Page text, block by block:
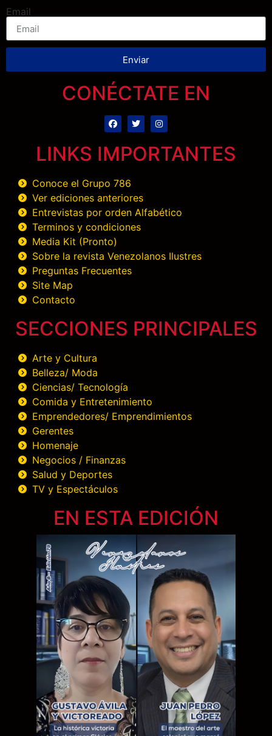
Email
Enviar
CONÉCTATE EN
LINKS IMPORTANTES
Conoce el Grupo 786
Ver ediciones anteriores
Entrevistas por orden Alfabético
Terminos y condiciones
Media Kit (Pronto)
Sobre la revista Venezolanos Ilustres
Preguntas Frecuentes
Site Map
Contacto
SECCIONES PRINCIPALES
Arte y Cultura
Belleza/ Moda
Ciencias/ Tecnología
Comida y Entretenimiento
Emprendedores/ Emprendimientos
Gerentes
Homenaje
Negocios / Finanzas
Salud y Deportes
TV y Espectáculos
EN ESTA EDICIÓN